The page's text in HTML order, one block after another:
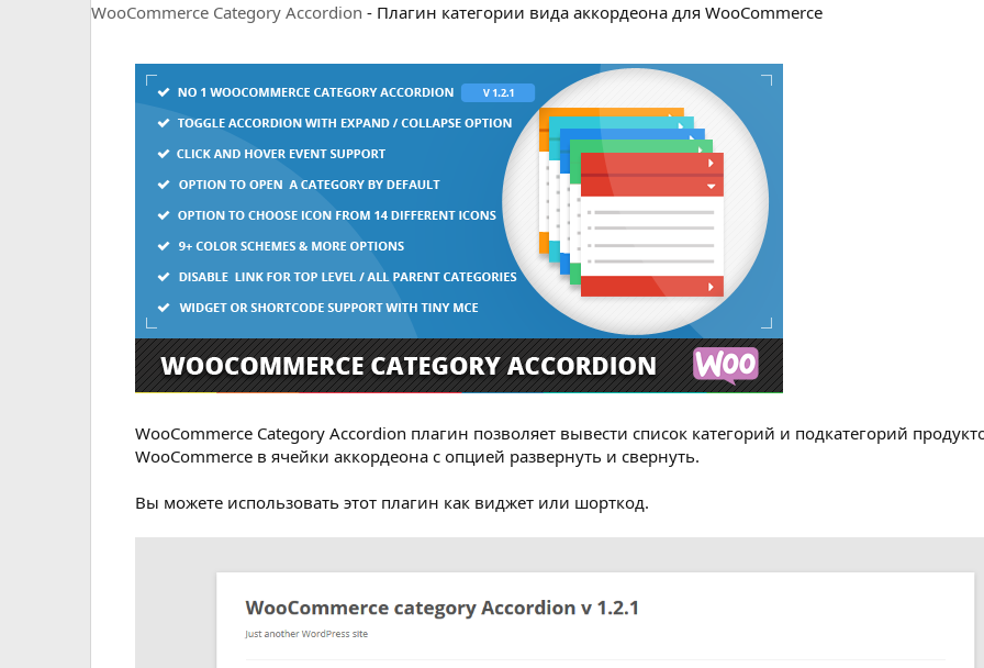
WooCommerce Category Accordion - Плагин категории вида аккордеона для WooCommerce
WooCommerce Category Accordion плагин позволяет вывести список категорий и подкатегорий
WooCommerce в ячейки аккордеона с опцией развернуть и свернуть.
Вы можете использовать этот плагин как виджет или шорткод.